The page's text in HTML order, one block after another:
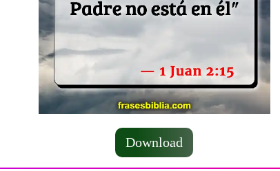
Download